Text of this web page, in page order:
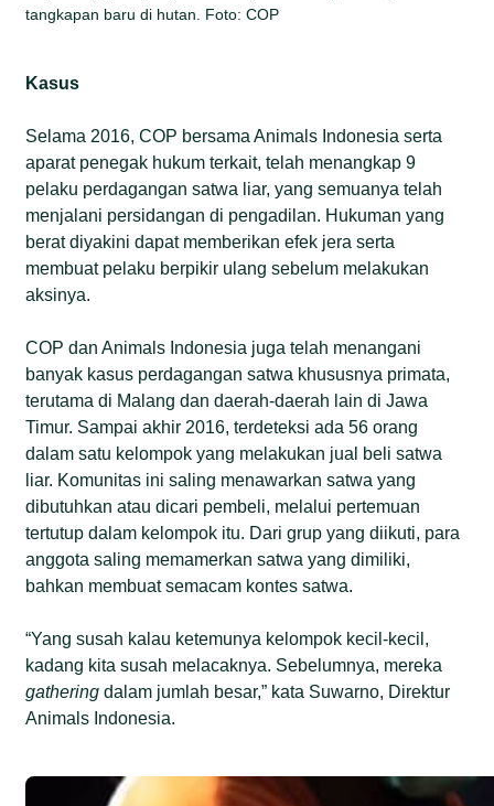
tangkapan baru di hutan. Foto: COP
Kasus
Selama 2016, COP bersama Animals Indonesia serta
aparat penegak hukum terkait, telah menangkap 9
pelaku perdagangan satwa liar, yang semuanya telah
menjalani persidangan di pengadilan. Hukuman yang
berat diyakini dapat memberikan efek jera serta
membuat pelaku berpikir ulang sebelum melakukan
aksinya.
COP dan Animals Indonesia juga telah menangani
banyak kasus perdagangan satwa khususnya primata,
terutama di Malang dan daerah-daerah lain di Jawa
Timur. Sampai akhir 2016, terdeteksi ada 56 orang
dalam satu kelompok yang melakukan jual beli satwa
liar. Komunitas ini saling menawarkan satwa yang
dibutuhkan atau dicari pembeli, melalui pertemuan
tertutup dalam kelompok itu. Dari grup yang diikuti, para
anggota saling memamerkan satwa yang dimiliki,
bahkan membuat semacam kontes satwa.
“Yang susah kalau ketemunya kelompok kecil-kecil,
kadang kita susah melacaknya. Sebelumnya, mereka
gathering dalam jumlah besar,” kata Suwarno, Direktur
Animals Indonesia.